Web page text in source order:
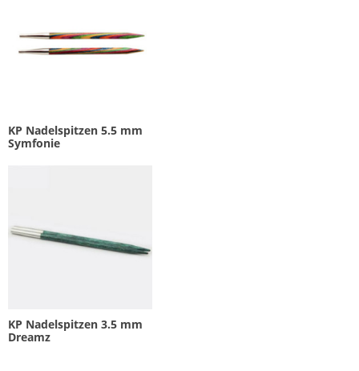
KP Nadelspitzen 5.5 mm
Symfonie
KP Nadelspitzen 3.5 mm
Dreamz